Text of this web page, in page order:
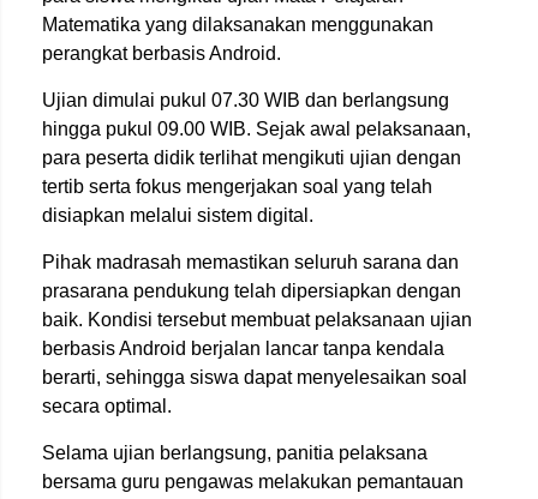
Matematika yang dilaksanakan menggunakan
perangkat berbasis Android.
Ujian dimulai pukul 07.30 WIB dan berlangsung
hingga pukul 09.00 WIB. Sejak awal pelaksanaan,
para peserta didik terlihat mengikuti ujian dengan
tertib serta fokus mengerjakan soal yang telah
disiapkan melalui sistem digital.
Pihak madrasah memastikan seluruh sarana dan
prasarana pendukung telah dipersiapkan dengan
baik. Kondisi tersebut membuat pelaksanaan ujian
berbasis Android berjalan lancar tanpa kendala
berarti, sehingga siswa dapat menyelesaikan soal
secara optimal.
Selama ujian berlangsung, panitia pelaksana
bersama guru pengawas melakukan pemantauan